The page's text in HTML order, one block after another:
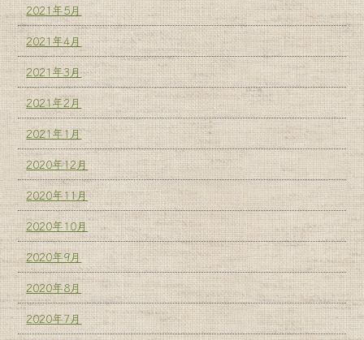
2021年5月
2021年4月
2021年3月
2021年2月
2021年1月
2020年12月
2020年11月
2020年10月
2020年9月
2020年8月
2020年7月